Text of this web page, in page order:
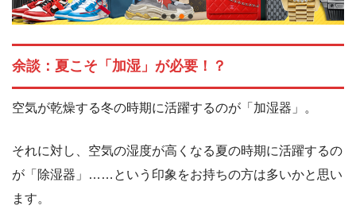
余談：夏こそ「加湿」が必要！？
空気が乾燥する冬の時期に活躍するのが「加湿器」。
それに対し、空気の湿度が高くなる夏の時期に活躍するの
が「除湿器」……という印象をお持ちの方は多いかと思い
ます。